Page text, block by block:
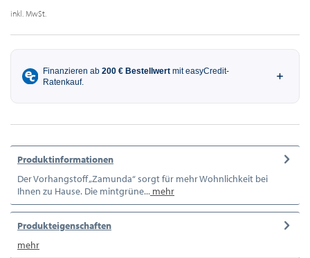
inkl. MwSt.
Produktinformationen
Der Vorhangstoff „Zamunda“ sorgt für mehr Wohnlichkeit bei
Ihnen zu Hause. Die mintgrüne... mehr
Produkteigenschaften
mehr